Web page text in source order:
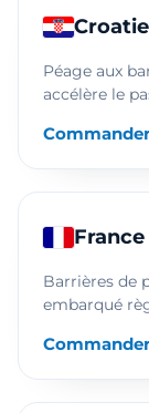
Croatie
Péage aux
accélère le
France
Barrières de
embarqué